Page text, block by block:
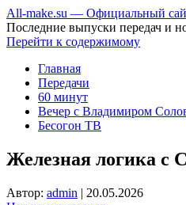
All-make.su — Официальный
Последние выпуски передач и
Перейти к содержимому
Главная
Передачи
60 минут
Вечер с Владимиром
Бесогон ТВ
Железная логика с
Автор: admin | 20.05.2026